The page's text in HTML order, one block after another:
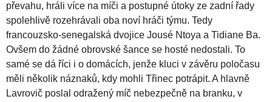
převahu, hráli více na míči a postupné útoky ze zadní řady
spolehlivě rozehrávali oba noví hráči týmu. Tedy
francouzsko-senegalská dvojice Jousé Ntoya a Tidiane Ba.
Ovšem do žádné obrovské šance se hosté nedostali. To
samé se dá říci i o domácích, jenže kluci v závěru poločasu
měli několik náznaků, kdy mohli Třinec potrápit. A hlavně
Lavrovič poslal odražený míč nebezpečně na branku, v